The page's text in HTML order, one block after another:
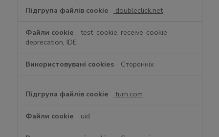
doubleclick.net
test_cookie, receive-cookie-
deprecation, IDE
Сторонніх
turn.com
uid